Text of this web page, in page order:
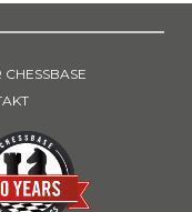
CHESSBASE